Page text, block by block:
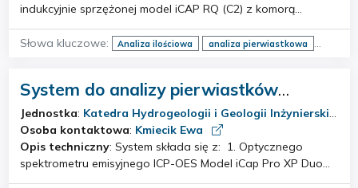
indukcyjnie sprzężonej model iCAP RQ (C2) z komorą
zderzeniową/reakcyjną (Thermo Scientific). Szeroki zakres
opcji interfejsów, daje doskonałe możliwości wyboru w
Słowa kluczowe: Analiza ilościowa
analiza pierwiastkowa
System do analizy pierwiastków
składający się ze spektrometru,
mineralizatora do przygotowania prób
do analizy kationów i modułu do
chromatografii jo…
Jednostka: Katedra Hydrogeologii i Geologii Inżynierskiej
Osoba kontaktowa: Kmiecik Ewa
Opis techniczny: System składa się z: 1. Optycznego
spektrometru emisyjnego ICP-OES Model iCap Pro XP Duo
(Thermo Scientific) z pionowym palnikiem, polichromatorem